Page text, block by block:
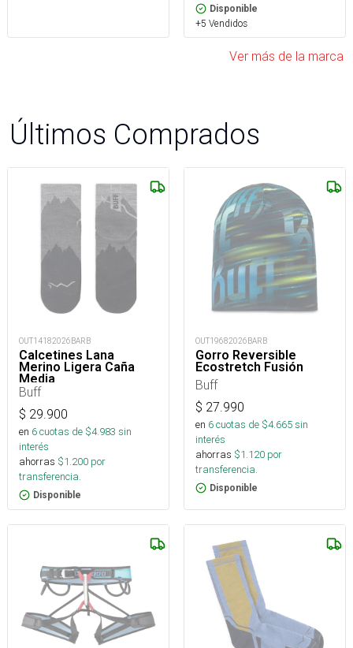
Disponible
+5 Vendidos
Ver más de la marca
Últimos Comprados
OUT14182026BARB
Calcetines Lana
Merino Ligera Caña
Media
Buff
$ 29.900
en 6cuotas de $4.983 sin
interés
ahorras $1.200 por
transferencia.
Disponible
OUT19682026BARB
Gorro Reversible
Ecostretch Fusión
Buff
$ 27.990
en 6cuotas de $4.665sin
interés
ahorras $1.120 por
transferencia.
Disponible